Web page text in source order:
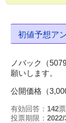
初値予想ア
ノバック（
願いします。
公開価格（
有効回答： 142票
投票期限：